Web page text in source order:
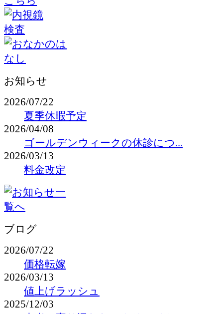
お知らせ
2026/07/22
夏季休暇予定
2026/04/08
ゴールデンウィークの休診につ...
2026/03/13
料金改定
ブログ
2026/07/22
価格転嫁
2026/03/13
値上げラッシュ
2025/12/03